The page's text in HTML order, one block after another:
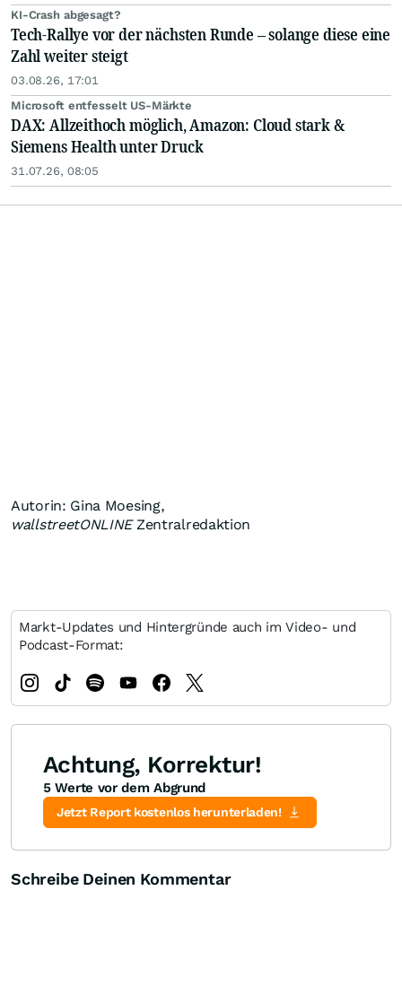
KI-Crash abgesagt?
Tech-Rallye vor der nächsten Runde – solange diese eine
Zahl weiter steigt
03.08.26, 17:01
Microsoft entfesselt US-Märkte
DAX: Allzeithoch möglich, Amazon: Cloud stark &
Siemens Health unter Druck
31.07.26, 08:05
Autorin: Gina Moesing,
wallstreetONLINEZentralredaktion
Markt-Updates und Hintergründe auch im Video- und
Podcast-Format:
Achtung, Korrektur!
5 Werte vor dem Abgrund
Jetzt Report kostenlos herunterladen!
Schreibe Deinen Kommentar